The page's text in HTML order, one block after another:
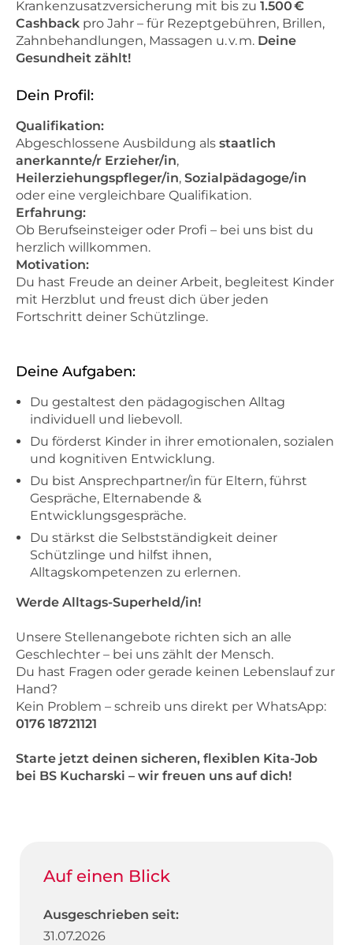
Krankenzusatzversicherung mit bis zu 1.500 €
Cashback pro Jahr – für Rezeptgebühren, Brillen,
Zahnbehandlungen, Massagen u. v. m. Deine
Gesundheit zählt!
Dein Profil:
Qualifikation:
Abgeschlossene Ausbildung als staatlich
anerkannte/r Erzieher/in,
Heilerziehungspfleger/in, Sozialpädagoge/in
oder eine vergleichbare Qualifikation.
Erfahrung:
Ob Berufseinsteiger oder Profi – bei uns bist du
herzlich willkommen.
Motivation:
Du hast Freude an deiner Arbeit, begleitest Kinder
mit Herzblut und freust dich über jeden
Fortschritt deiner Schützlinge.
Deine Aufgaben:
Du gestaltest den pädagogischen Alltag
individuell und liebevoll.
Du förderst Kinder in ihrer emotionalen, sozialen
und kognitiven Entwicklung.
Du bist Ansprechpartner/in für Eltern, führst
Gespräche, Elternabende &
Entwicklungsgespräche.
Du stärkst die Selbstständigkeit deiner
Schützlinge und hilfst ihnen,
Alltagskompetenzen zu erlernen.
Werde Alltags-Superheld/in!
Unsere Stellenangebote richten sich an alle
Geschlechter – bei uns zählt der Mensch.
Du hast Fragen oder gerade keinen Lebenslauf zur
Hand?
Kein Problem – schreib uns direkt per WhatsApp:
0176 18721121
Starte jetzt deinen sicheren, flexiblen Kita-Job
bei BS Kucharski – wir freuen uns auf dich!
Auf einen Blick
Ausgeschrieben seit:
31.07.2026